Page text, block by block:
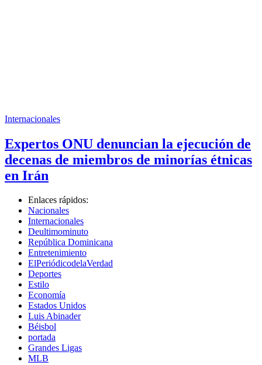
Internacionales
Expertos ONU denuncian la ejecución de
decenas de miembros de minorías étnicas
en Irán
Enlaces rápidos:
Nacionales
Internacionales
Deultimominuto
República Dominicana
Entretenimiento
ElPeriódicodelaVerdad
Deportes
Estilo
Economía
Estados Unidos
Luis Abinader
Béisbol
portada
Grandes Ligas
MLB